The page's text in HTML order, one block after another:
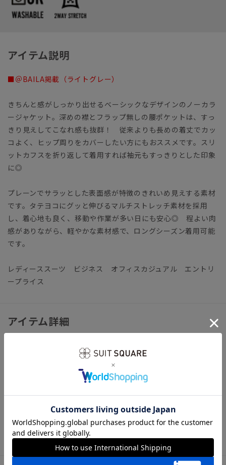
アイテム説明
■＠BAILA掲載（ライトグレー）
きちんと感がしっかり出せるベーシックなデザインのノーカラ
ージャケット。深めの襟とフラップ無しの腰ポケットは、すっ
きり見えしてこなれ感も抜群！ 従来よりも長めの着丈でカッ
コよく、ヒップ周りをカバーしたい方にもおススメです。スリ
ットカフスを折り返して着用すれば袖元もすっきりとした印象
に◎
プレーンでサラッとした表面感が特徴のきれいめ見えする素材
です。タテヨコにグッと伸びるマルチストレッチ素材を採用
し、着心地も良く、移動や作業が多い日にも安心◎ 程よい肉
感がありながら、軽やかな素材感で、ロングシーズン着用可能
です。
レディーススーツ ビジネス オフィスカジュアル エントリ
ープライス
アイテム詳細
パンツ：AT4908P1 ジレ：AT4908G1
【仕様】ノーカラー／Vネック／1つボタン／背抜き仕立て／ス
リットカフス／センターベント
【洗濯表示】ドライクリーニング・家庭洗濯可《洗濯機可（ネ
ット使用・弱水流）》
ウォッシャブル商品のお取扱いについて